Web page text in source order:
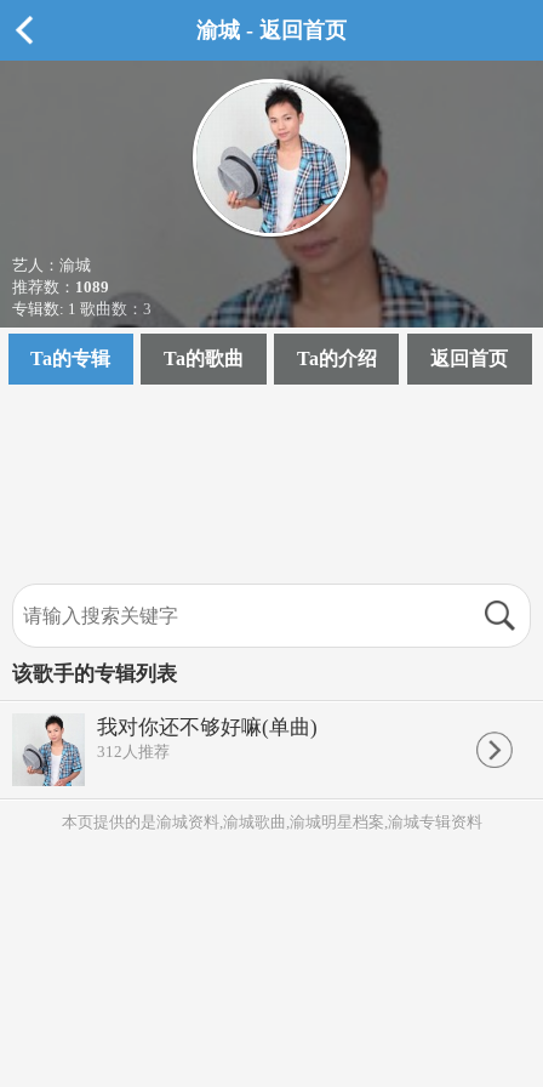
渝城 - 返回首页
艺人：渝城
推荐数： 1089
专辑数: 1 歌曲数：3
Ta的专辑 Ta的歌曲 Ta的介绍 返回首页
该歌手的专辑列表
我对你还不够好嘛(单曲)
312 人推荐
本页提供的是渝城资料,渝城歌曲,渝城明星档案,渝城专辑资料